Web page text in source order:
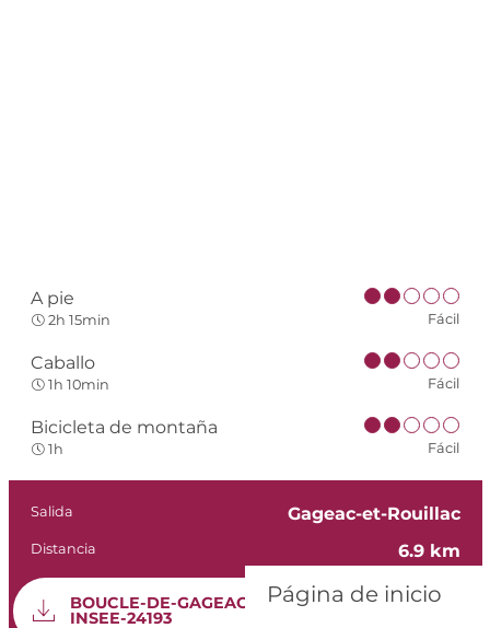
Página de inicio
A pie
2h 15min Fácil
Caballo
1h 10min Fácil
Bicicleta de montaña
1h Fácil
Información
Salida Gageac-et-Rouillac
Distancia 6.9 km
Documentación
BOUCLE-DE-GAGEAC-ET-ROUILLAC-
INSEE-24193